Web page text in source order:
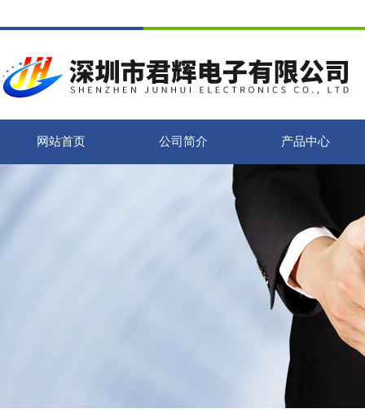
网站首页 公司简介 产品中心